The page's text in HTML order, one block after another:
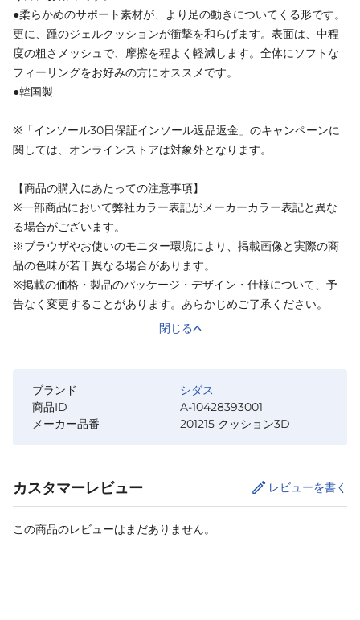
●柔らかめのサポート素材が、より足の動きについてくる形です。
更に、踵のジェルクッションが衝撃を和らげます。表面は、中程
度の粗さメッシュで、摩擦を程よく軽減します。全体にソフトな
フィーリングをお好みの方にオススメです。
●韓国製
※「インソール30日保証インソール返品返金」のキャンペーンに
関しては、オンラインストアは対象外となります。
【商品の購入にあたっての注意事項】
※一部商品において弊社カラー表記がメーカーカラー表記と異な
る場合がございます。
※ブラウザやお使いのモニター環境により、掲載画像と実際の商
品の色味が若干異なる場合があります。
※掲載の価格・製品のパッケージ・デザイン・仕様について、予
告なく変更することがあります。あらかじめご了承ください。
閉じる
ブランド
シダス
商品ID
A-10428393001
メーカー品番
201215 クッション3D
カスタマーレビュー レビューを書く
この商品のレビューはまだありません。